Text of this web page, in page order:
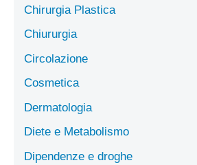
Chirurgia Plastica
Chiururgia
Circolazione
Cosmetica
Dermatologia
Diete e Metabolismo
Dipendenze e droghe